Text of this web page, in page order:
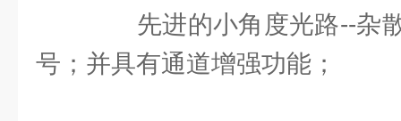
先进的小角度光路--杂
号；并具有通道增强功能；